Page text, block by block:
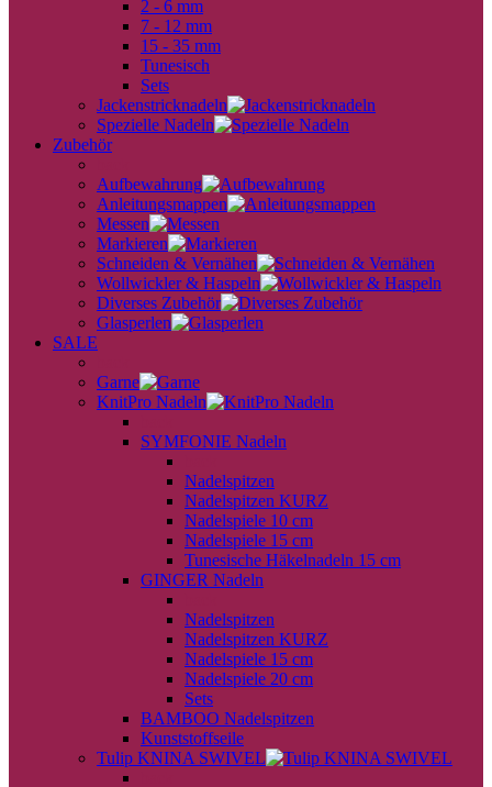
2 - 6 mm
7 - 12 mm
15 - 35 mm
Tunesisch
Sets
Jackenstricknadeln
Spezielle Nadeln
Zubehör
Aufbewahrung
Anleitungsmappen
Messen
Markieren
Schneiden & Vernähen
Wollwickler & Haspeln
Diverses Zubehör
Glasperlen
SALE
Garne
KnitPro Nadeln
SYMFONIE Nadeln
Nadelspitzen
Nadelspitzen KURZ
Nadelspiele 10 cm
Nadelspiele 15 cm
Tunesische Häkelnadeln 15 cm
GINGER Nadeln
Nadelspitzen
Nadelspitzen KURZ
Nadelspiele 15 cm
Nadelspiele 20 cm
Sets
BAMBOO Nadelspitzen
Kunststoffseile
Tulip KNINA SWIVEL